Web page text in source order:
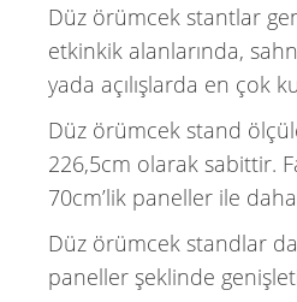
Düz örümcek stantlar
etkinkik alanlarında,
yada açılışlarda en çok
Düz örümcek stand
226,5cm olarak sabittir.
70cm’lik paneller ile
Düz örümcek standlar
paneller şeklinde